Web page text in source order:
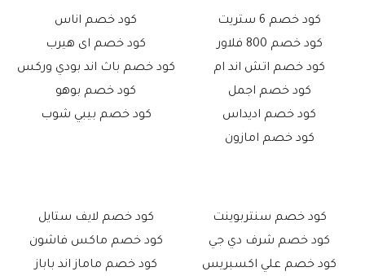
كود خصم 6 ستريت
كود خصم 800 فلاور
كود خصم اتش اند ام
كود خصم اجمل
كود خصم اديداس
كود خصم امازون
كود خصم اناس
كود خصم اى هيرب
كود خصم باث اند بودي وركس
كود خصم بوهو
كود خصم بيبي شوب
كود خصم سنتربوينت
كود خصم شرف دي جي
كود خصم علي اكسبريس
كود خصم لايف ستايل
كود خصم ماكس فاشون
كود خصم ماماز اند باباز